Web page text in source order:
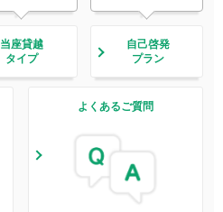
当座貸越
タイプ
自己啓発
プラン
よくあるご質問